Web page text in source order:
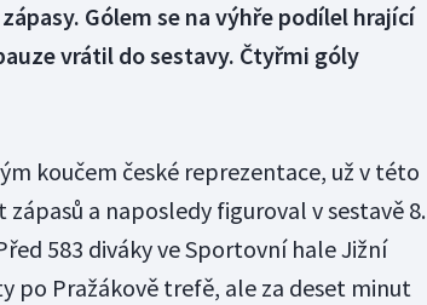
Gólem se na výhře podílel hrající
vrátil do sestavy. Čtyřmi góly
koučem české reprezentace, už v této
a naposledy figuroval v sestavě 8.
583 diváky ve Sportovní hale Jižní
po Pražákově trefě, ale za deset minut